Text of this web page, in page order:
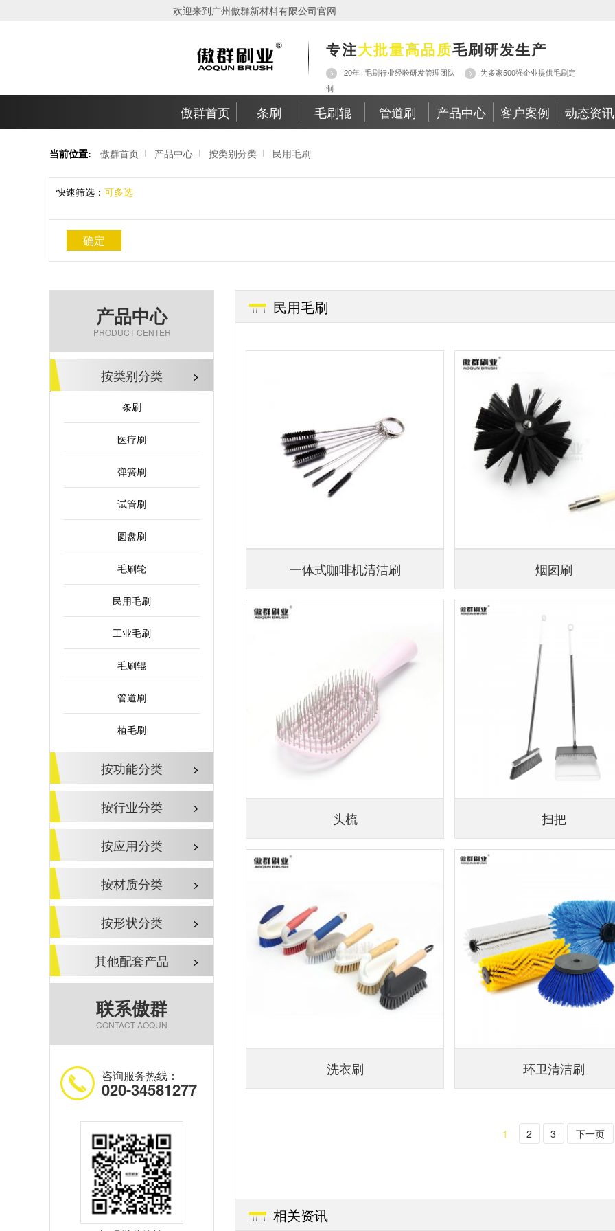
欢迎来到广州傲群新材料有限公司官网
专注大批量高品质毛刷研发生产
20年+毛刷行业经验研发管理团队
为多家500强企业提供毛刷定
制
傲群首页 条刷 毛刷辊 管道刷 产品中心 客户案例 动态资讯
当前位置: 傲群首页 产品中心 按类别分类 民用毛刷
快速筛选： 可多选
确定
产品中心
PRODUCT CENTER
按类别分类 >
条刷
医疗刷
弹簧刷
试管刷
圆盘刷
毛刷轮
民用毛刷
工业毛刷
毛刷辊
管道刷
植毛刷
按功能分类 >
按行业分类 >
按应用分类 >
按材质分类 >
按形状分类 >
其他配套产品 >
联系傲群
CONTACT AOQUN
咨询服务热线：
020-34581277
民用毛刷
一体式咖啡机清洁刷 烟囱刷
头梳 扫把
洗衣刷 环卫清洁刷
1 2 3 下一页
相关资讯